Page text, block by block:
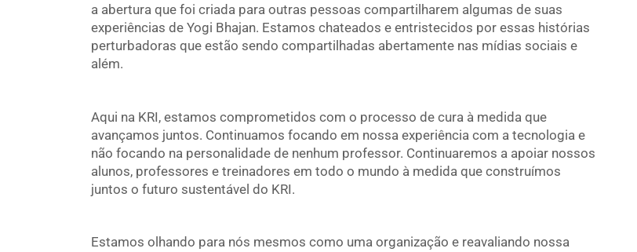
a abertura que foi criada para outras pessoas compartilharem algumas de suas
experiências de Yogi Bhajan. Estamos chateados e entristecidos por essas histórias
perturbadoras que estão sendo compartilhadas abertamente nas mídias sociais e
além.
Aqui na KRI, estamos comprometidos com o processo de cura à medida que
avançamos juntos. Continuamos focando em nossa experiência com a tecnologia e
não focando na personalidade de nenhum professor. Continuaremos a apoiar nossos
alunos, professores e treinadores em todo o mundo à medida que construímos
juntos o futuro sustentável do KRI.
Estamos olhando para nós mesmos como uma organização e reavaliando nossa